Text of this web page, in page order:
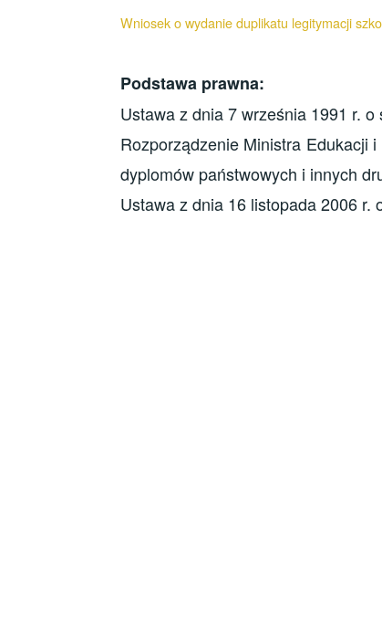
Wniosek o wydanie duplikatu legitymacji
Podstawa prawna:
Ustawa z dnia 7 września 1991 r.
Rozporządzenie Ministra Edukacji
dyplomów państwowych i innych
Ustawa z dnia 16 listopada 2006 r.